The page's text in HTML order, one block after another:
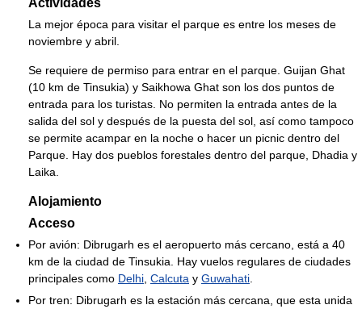
Actividades
La mejor época para visitar el parque es entre los meses de
noviembre y abril.
Se requiere de permiso para entrar en el parque. Guijan Ghat
(10 km de Tinsukia) y Saikhowa Ghat son los dos puntos de
entrada para los turistas. No permiten la entrada antes de la
salida del sol y después de la puesta del sol, así como tampoco
se permite acampar en la noche o hacer un picnic dentro del
Parque. Hay dos pueblos forestales dentro del parque, Dhadia y
Laika.
Alojamiento
Acceso
Por avión: Dibrugarh es el aeropuerto más cercano, está a 40
km de la ciudad de Tinsukia. Hay vuelos regulares de ciudades
principales como Delhi Calcuta y Guwahati
Por tren: Dibrugarh es la estación más cercana, que esta unida